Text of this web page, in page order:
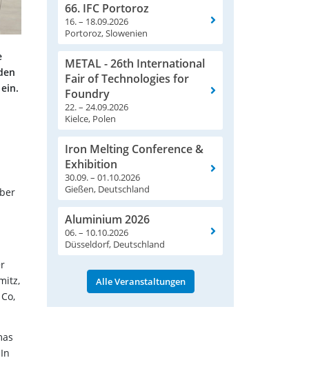
66. IFC Portoroz
16. – 18.09.2026
Portoroz, Slowenien
METAL - 26th International
Fair of Technologies for
Foundry
22. – 24.09.2026
Kielce, Polen
Iron Melting Conference &
Exhibition
30.09. – 01.10.2026
Gießen, Deutschland
Aluminium 2026
06. – 10.10.2026
Düsseldorf, Deutschland
Alle Veranstaltungen